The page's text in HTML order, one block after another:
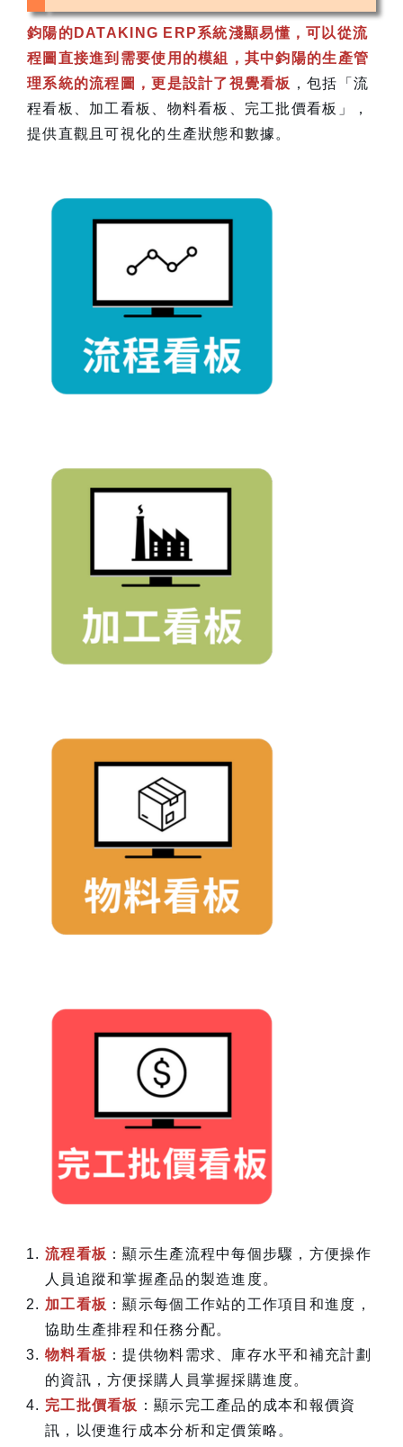
鈞陽的DATAKING ERP系統淺顯易懂，可以從流
程圖直接進到需要使用的模組，其中鈞陽的生產管
理系統的流程圖，更是設計了視覺看板 ，包括「流
程看板、加工看板、物料看板、完工批價看板」，
提供直觀且可視化的生產狀態和數據。
流程看板 ：顯示生產流程中每個步驟，方便操作
人員追蹤和掌握產品的製造進度。
加工看板 ：顯示每個工作站的工作項目和進度，
協助生產排程和任務分配。
物料看板 ：提供物料需求、庫存水平和補充計劃
的資訊，方便採購人員掌握採購進度。
完工批價看板 ：顯示完工產品的成本和報價資
訊，以便進行成本分析和定價策略。